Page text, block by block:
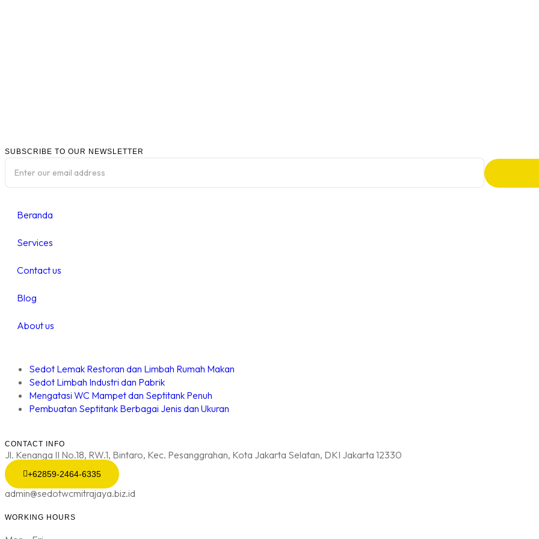
SUBSCRIBE TO OUR NEWSLETTER
Beranda
Services
Contact us
Blog
About us
Sedot Lemak Restoran dan Limbah Rumah Makan
Sedot Limbah Industri dan Pabrik
Mengatasi WC Mampet dan Septitank Penuh
Pembuatan Septitank Berbagai Jenis dan Ukuran
CONTACT INFO
Jl. Kenanga II No.18, RW.1, Bintaro, Kec. Pesanggrahan, Kota Jakarta Selatan, DKI Jakarta 12330
+62859-2464-6335
admin@sedotwcmitrajaya.biz.id
WORKING HOURS